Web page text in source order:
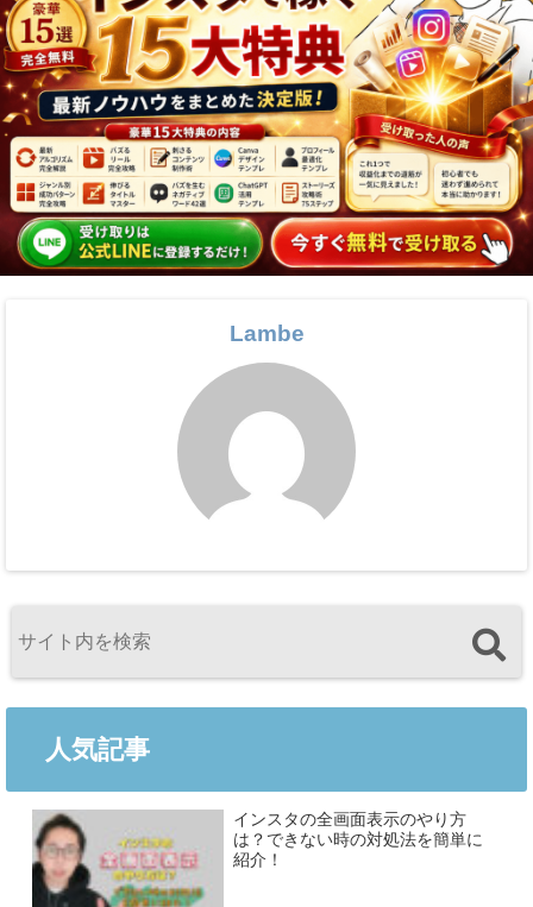
Lambe
人気記事
インスタの全画面表示のやり方
は？できない時の対処法を簡単に
紹介！